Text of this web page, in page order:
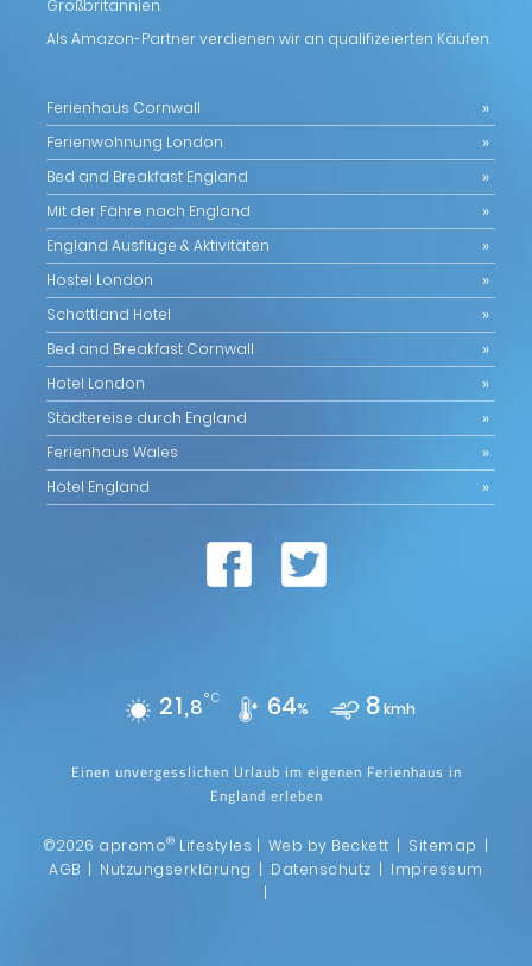
Großbritannien.
Als Amazon-Partner verdienen wir an qualifizeierten Käufen.
Ferienhaus Cornwall
Ferienwohnung London
Bed and Breakfast England
Mit der Fähre nach England
England Ausflüge & Aktivitäten
Hostel London
Schottland Hotel
Bed and Breakfast Cornwall
Hotel London
Städtereise durch England
Ferienhaus Wales
Hotel England
21,8°C 64% 8kmh
Einen unvergesslichen Urlaub im eigenen Ferienhaus in
England erleben
©2026 apromo® Lifestyles | Web by Beckett | Sitemap |
AGB | Nutzungserklärung | Datenschutz | Impressum
|